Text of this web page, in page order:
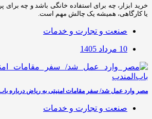
خرید ابزار، چه برای استفاده خانگی باشد و چه برای
یا کارگاهی، همیشه یک چالش مهم است.
صنعت و تجارت و خدمات
10 مرداد 1405
مصر وارد عمل شد/ سفر مقامات امنیتی به ریاض درباره
صنعت و تجارت و خدمات